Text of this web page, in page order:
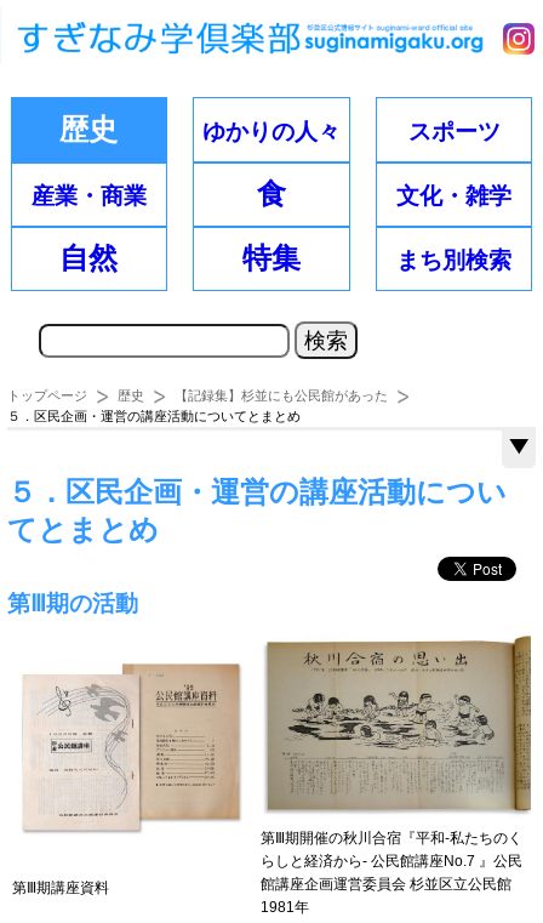
歴史 ゆかりの人々 スポーツ
産業・ 商業 食 文化・雑学
自然 特集 まち別検索
トップページ 歴史
【記録集】杉並にも公民館があった
５．区民企画・運営の講座活動についてとまとめ
５．区民企画・運営の講座活動につい
てとまとめ
第Ⅲ期の活動
第Ⅲ期講座資料
第Ⅲ期開催の秋川合宿『平和-私たちのく
らしと経済から- 公民館講座No.7 』公民
館講座企画運営委員会 杉並区立公民館
1981年